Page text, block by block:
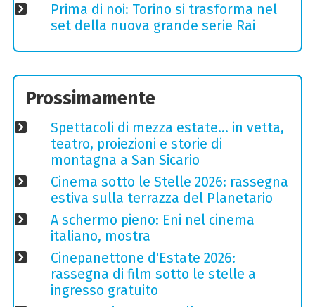
Prima di noi: Torino si trasforma nel
set della nuova grande serie Rai
Prossimamente
Spettacoli di mezza estate… in vetta,
teatro, proiezioni e storie di
montagna a San Sicario
Cinema sotto le Stelle 2026: rassegna
estiva sulla terrazza del Planetario
A schermo pieno: Eni nel cinema
italiano, mostra
Cinepanettone d'Estate 2026:
rassegna di film sotto le stelle a
ingresso gratuito